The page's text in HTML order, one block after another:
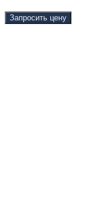
Запросить цену